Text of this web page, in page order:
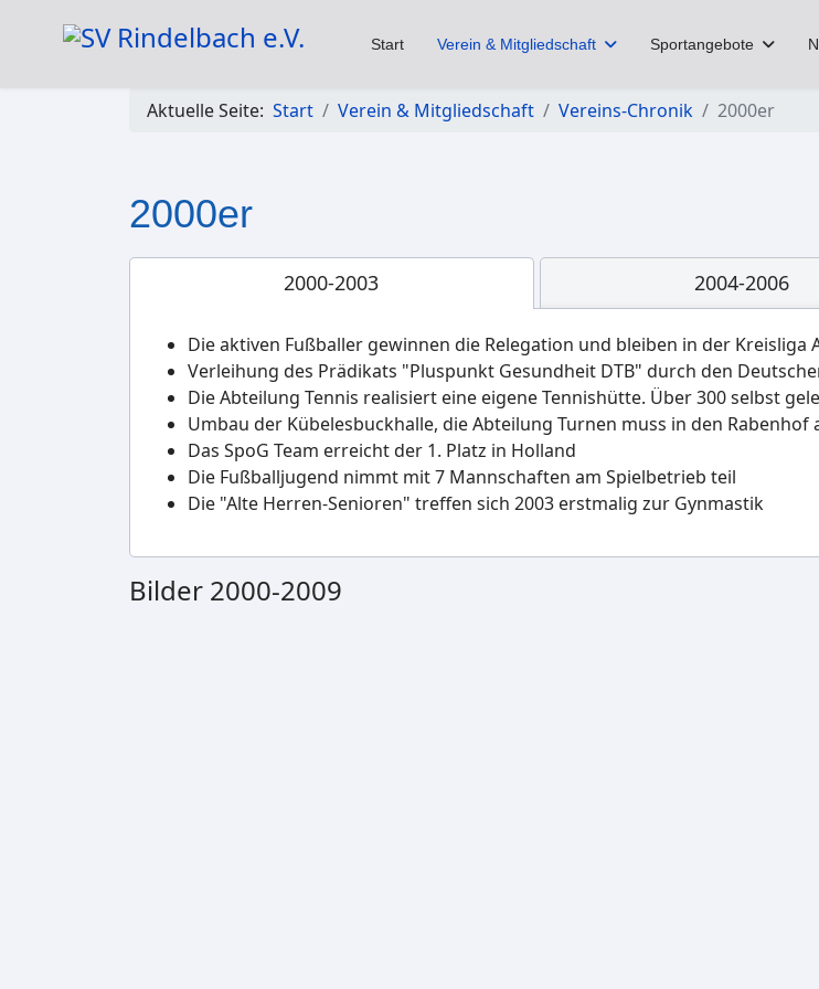
Start Verein & Mitgliedschaft Sportangebote
Aktuelle Seite: Start Verein & Mitgliedschaft Vereins-Chronik 2000er
2000er
2000-2003 2004-2006
Die aktiven Fußballer gewinnen die Relegation und bleiben in der Kreisliga
Verleihung des Prädikats "Pluspunkt Gesundheit DTB" durch den
Die Abteilung Tennis realisiert eine eigene Tennishütte. Über 300 selbst
Umbau der Kübelesbuckhalle, die Abteilung Turnen muss in den Rabenhof
Das SpoG Team erreicht der 1. Platz in Holland
Die Fußballjugend nimmt mit 7 Mannschaften am Spielbetrieb teil
Die "Alte Herren-Senioren" treffen sich 2003 erstmalig zur Gynmastik
Bilder 2000-2009